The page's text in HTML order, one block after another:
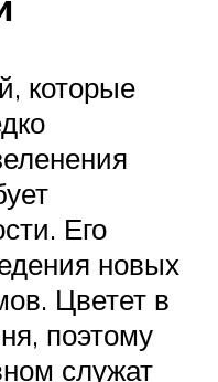
которые
Его
новых
Цветет в
поэтому
служат